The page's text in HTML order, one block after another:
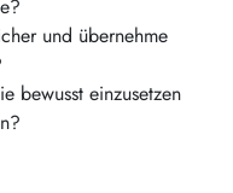
und übernehme
bewusst einzusetzen